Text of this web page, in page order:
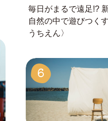
毎日がまるで遠足!?
自然の中で遊びつくす
うちえん〉
6